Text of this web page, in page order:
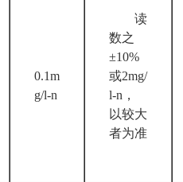
0.1m
g/l-n
读
数之
±10%
或2mg/
l-n，
以较大
者为准